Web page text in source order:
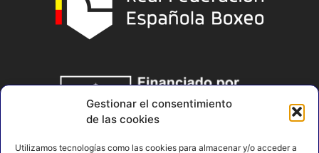
Gestionar el consentimiento
de las cookies
Utilizamos tecnologías como las cookies para almacenar y/o acceder a